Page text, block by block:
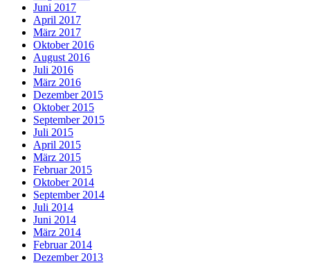
Juni 2017
April 2017
März 2017
Oktober 2016
August 2016
Juli 2016
März 2016
Dezember 2015
Oktober 2015
September 2015
Juli 2015
April 2015
März 2015
Februar 2015
Oktober 2014
September 2014
Juli 2014
Juni 2014
März 2014
Februar 2014
Dezember 2013